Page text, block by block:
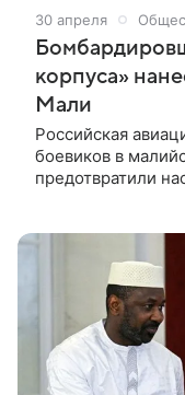
30 апреля
корпуса»
Мали
Российская
боевиков в
предотвратили
«Африканского
позициям
Азавада» в
информационное